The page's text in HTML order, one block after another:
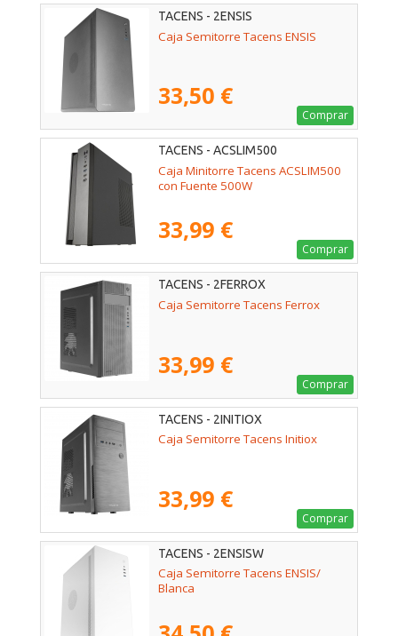
TACENS - 2ENSIS
Caja Semitorre Tacens ENSIS
33,50 €
Comprar
TACENS - ACSLIM500
Caja Minitorre Tacens ACSLIM500
con Fuente 500W
33,99 €
Comprar
TACENS - 2FERROX
Caja Semitorre Tacens Ferrox
33,99 €
Comprar
TACENS - 2INITIOX
Caja Semitorre Tacens Initiox
33,99 €
Comprar
TACENS - 2ENSISW
Caja Semitorre Tacens ENSIS/
Blanca